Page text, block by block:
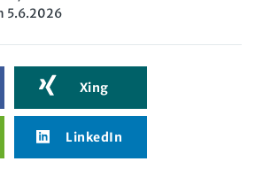
5.6.2026
Xing
LinkedIn